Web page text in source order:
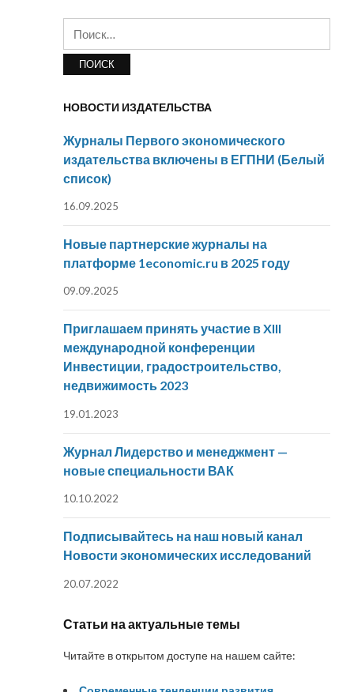
НОВОСТИ ИЗДАТЕЛЬСТВА
Журналы Первого экономического
издательства включены в ЕГПНИ (Белый
список)
16.09.2025
Новые партнерские журналы на
платформе 1economic.ru в 2025 году
09.09.2025
Приглашаем принять участие в XIII
международной конференции
Инвестиции, градостроительство,
недвижимость 2023
19.01.2023
Журнал Лидерство и менеджмент —
новые специальности ВАК
10.10.2022
Подписывайтесь на наш новый канал
Новости экономических исследований
20.07.2022
Статьи на актуальные темы
Читайте в открытом доступе на нашем сайте: